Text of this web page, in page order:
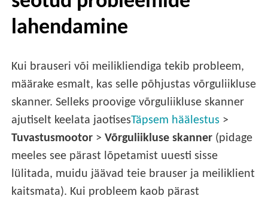
lahendamine
Kui brauseri või meilikliendiga tekib probleem,
määrake esmalt, kas selle põhjustas võrguliikluse
skanner. Selleks proovige võrguliikluse skanner
ajutiselt keelata jaotisesTäpsem häälestus >
Tuvastusmootor >Võrguliikluse skanner (pidage
meeles see pärast lõpetamist uuesti sisse
lülitada, muidu jäävad teie brauser ja meiliklient
kaitsmata). Kui probleem kaob pärast